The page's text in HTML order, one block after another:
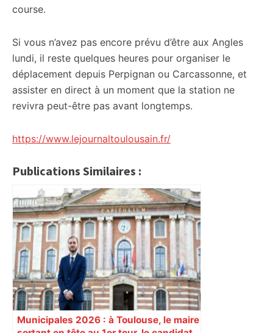
course.
Si vous n’avez pas encore prévu d’être aux Angles
lundi, il reste quelques heures pour organiser le
déplacement depuis Perpignan ou Carcassonne, et
assister en direct à un moment que la station ne
revivra peut-être pas avant longtemps.
https://www.lejournaltoulousain.fr/
Publications Similaires :
Municipales 2026 : à Toulouse, le maire